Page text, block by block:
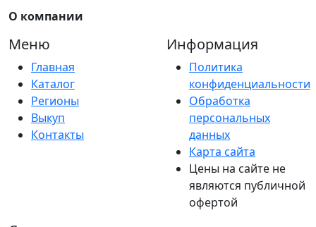
О компании
Меню
Главная
Каталог
Регионы
Выкуп
Контакты
Информация
Политика
конфиденциальности
Обработка
персональных
данных
Карта сайта
Цены на сайте не
являются публичной
офертой